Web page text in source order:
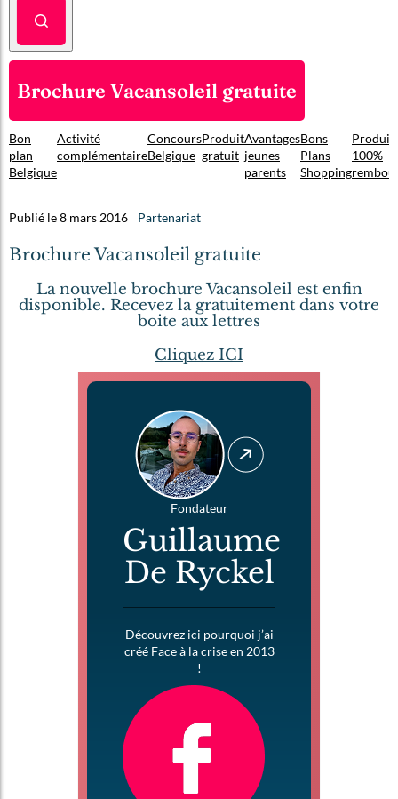
Brochure Vacansoleil gratuite
Bon
plan
Belgique
Activité
complémentaire
Concours
Belgique
Produit
gratuit
Avantages
jeunes
parents
Bons
Plans
Shopping
Produit
100%
Publié le 8 mars 2016 Partenariat
Brochure Vacansoleil gratuite
La nouvelle brochure Vacansoleil est enfin
disponible. Recevez la gratuitement dans votre
boite aux lettres
Cliquez ICI
Fondateur
Guillaume
De Ryckel
Découvrez ici pourquoi j’ai
créé Face à la crise en 2013
!